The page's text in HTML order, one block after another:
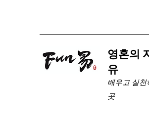
영혼의
유
배우고 실
곳